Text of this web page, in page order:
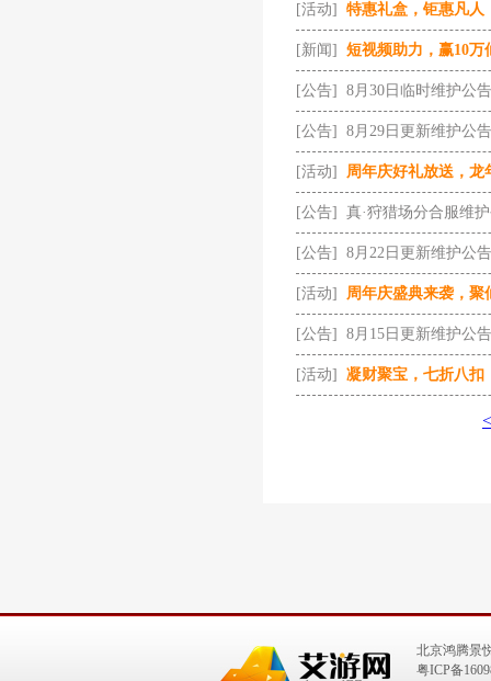
[活动] 特惠礼盒，钜惠凡人
[新闻] 短视频助力，赢10万
[公告] 8月30日临时维护公告
[公告] 8月29日更新维护公告
[活动] 周年庆好礼放送，龙
[公告] 真·狩猎场分合服维
[公告] 8月22日更新维护公告
[活动] 周年庆盛典来袭，聚
[公告] 8月15日更新维护公告
[活动] 凝财聚宝，七折八扣
<
北京鸿腾景
粤ICP备